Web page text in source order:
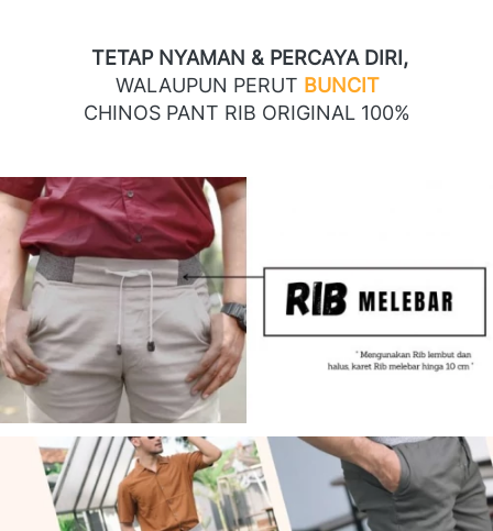
TETAP NYAMAN & PERCAYA DIRI,
WALAUPUN PERUT BUNCIT
CHINOS PANT RIB ORIGINAL 100%